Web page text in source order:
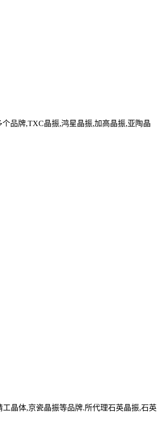
品牌,TXC晶振,鸿星晶振,加高晶振,亚陶晶
晶体,京瓷晶振等品牌.所代理石英晶振,石英